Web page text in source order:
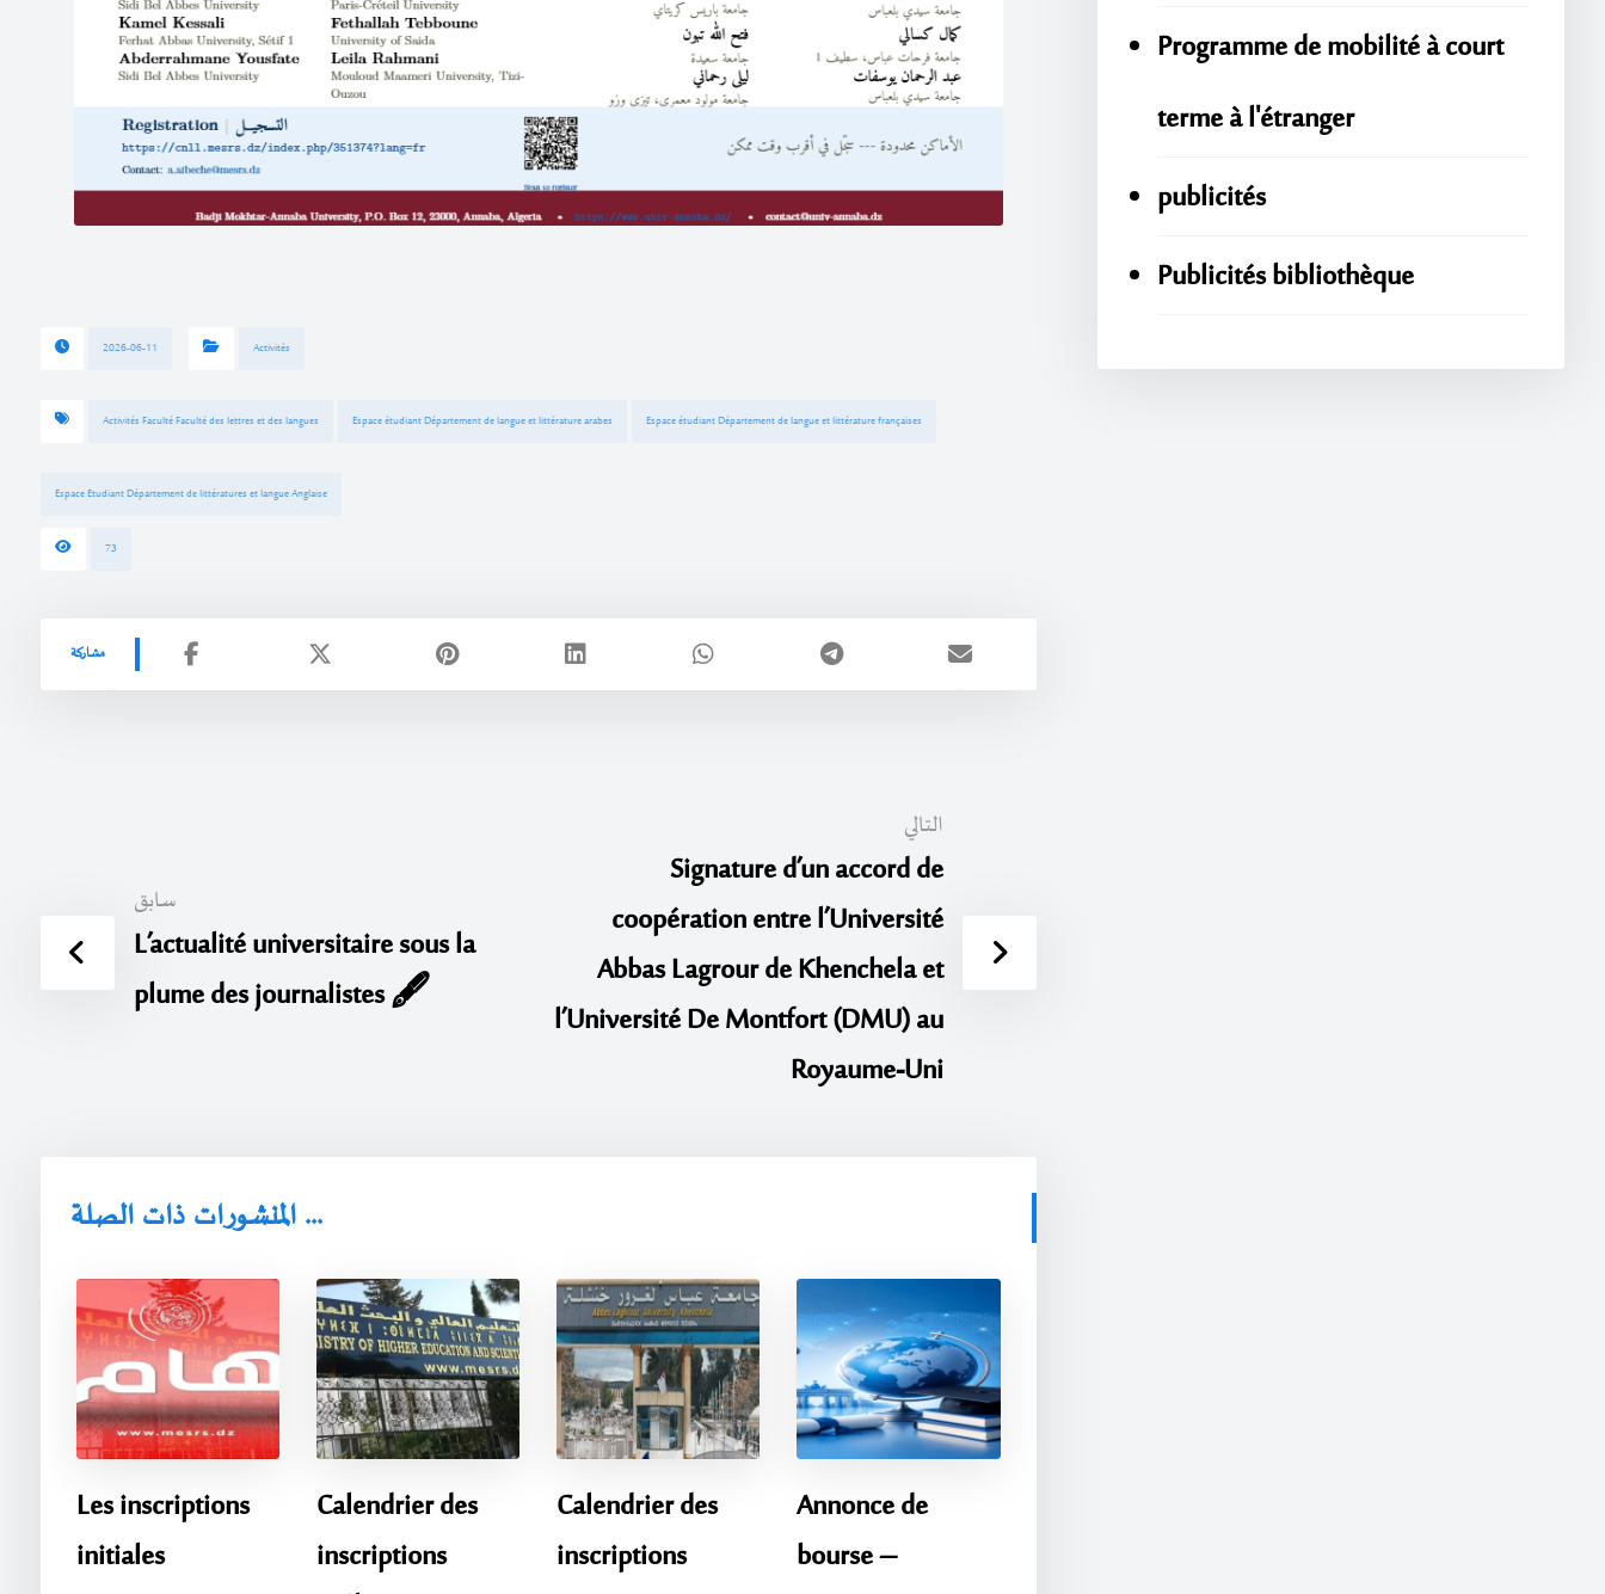
2026-06-11 Activités
Activités Faculté Faculté des lettres et des langues Espace étudiant Département de langue et littérature arabes Espace étudiant Département de langue et littérature françaises
Espace Etudiant Département de littératures et langue Anglaise
73
سابق
L’actualité universitaire sous la
plume des journalistes 🖋️
التالي
Signature d’un accord de
coopération entre l’Université
Abbas Lagrour de Khenchela et
l’Université De Montfort (DMU) au
Royaume-Uni
المنشورات ذات الصلة ...
Les inscriptions
initiales
Calendrier des
inscriptions
Calendrier des
inscriptions
Annonce de
bourse –
Programme de mobilité à court
terme à l'étranger
publicités
Publicités bibliothèque